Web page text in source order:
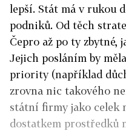
lepší. Stát má v rukou
podniků. Od těch
Čepro až po ty zbytné,
Jejich posláním by
priority (například
zrovna nic takového
státní firmy jako celek
dostatkem prostředků